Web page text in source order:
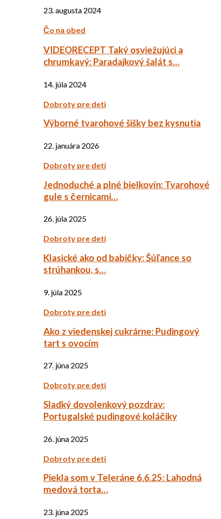
23. augusta 2024
Čo na obed
VIDEORECEPT Taký osviežujúci a
chrumkavý: Paradajkový šalát s…
14. júla 2024
Dobroty pre deti
Výborné tvarohové šišky bez kysnutia
22. januára 2026
Dobroty pre deti
Jednoduché a plné bielkovín: Tvarohové
gule s černicami…
26. júla 2025
Dobroty pre deti
Klasické ako od babičky: Šúľance so
strúhankou, s…
9. júla 2025
Dobroty pre deti
Ako z viedenskej cukrárne: Pudingový
tart s ovocím
27. júna 2025
Dobroty pre deti
Sladký dovolenkový pozdrav:
Portugalské pudingové koláčiky
26. júna 2025
Dobroty pre deti
Piekla som v Teleráne 6.6.25: Lahodná
medová torta…
23. júna 2025